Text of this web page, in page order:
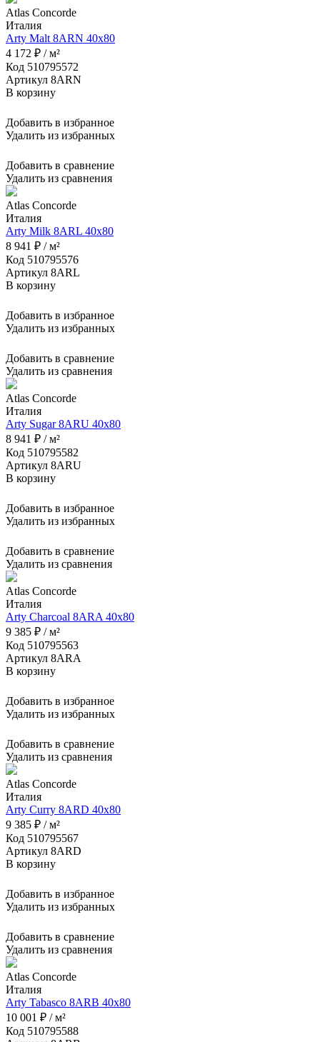
Atlas Concorde
Италия
Arty Malt 8ARN 40x80
4 172 ₽ / м²
Код 510795572
Артикул 8ARN
В корзину
Добавить в избранное
Удалить из избранных
Добавить в сравнение
Удалить из сравнения
Atlas Concorde
Италия
Arty Milk 8ARL 40x80
8 941 ₽ / м²
Код 510795576
Артикул 8ARL
В корзину
Добавить в избранное
Удалить из избранных
Добавить в сравнение
Удалить из сравнения
Atlas Concorde
Италия
Arty Sugar 8ARU 40x80
8 941 ₽ / м²
Код 510795582
Артикул 8ARU
В корзину
Добавить в избранное
Удалить из избранных
Добавить в сравнение
Удалить из сравнения
Atlas Concorde
Италия
Arty Charcoal 8ARA 40x80
9 385 ₽ / м²
Код 510795563
Артикул 8ARA
В корзину
Добавить в избранное
Удалить из избранных
Добавить в сравнение
Удалить из сравнения
Atlas Concorde
Италия
Arty Curry 8ARD 40x80
9 385 ₽ / м²
Код 510795567
Артикул 8ARD
В корзину
Добавить в избранное
Удалить из избранных
Добавить в сравнение
Удалить из сравнения
Atlas Concorde
Италия
Arty Tabasco 8ARB 40x80
10 001 ₽ / м²
Код 510795588